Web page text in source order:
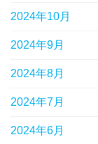
2024年10月
2024年9月
2024年8月
2024年7月
2024年6月